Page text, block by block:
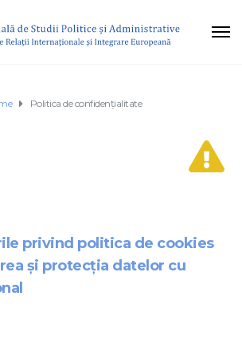
Politica de confidențialitate
privind politica de cookies
şi protecţia datelor cu